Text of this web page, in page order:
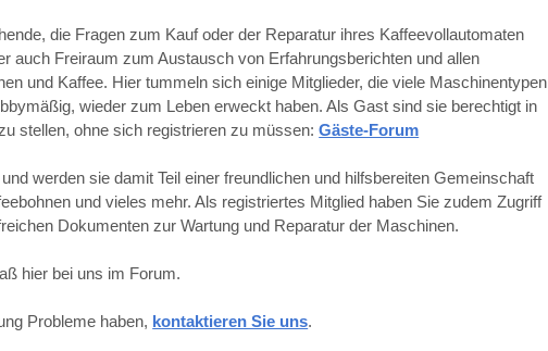
die Fragen zum Kauf oder der Reparatur ihres Kaffeevollautomaten
auch Freiraum zum Austausch von Erfahrungsberichten und allen
und Kaffee. Hier tummeln sich einige Mitglieder, die viele Maschinentypen
wieder zum Leben erweckt haben. Als Gast sind sie berechtigt in
stellen, ohne sich registrieren zu müssen:Gäste-Forum
werden sie damit Teil einer freundlichen und hilfsbereiten Gemeinschaft
und vieles mehr. Als registriertes Mitglied haben Sie zudem Zugriff
Dokumenten zur Wartung und Reparatur der Maschinen.
hier bei uns im Forum.
Probleme haben, kontaktieren Sie uns.